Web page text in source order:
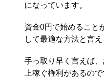
になっています。
資金0円で始めること
して最適な方法と言え
手っ取り早く言えば
上稼ぐ権利があるので